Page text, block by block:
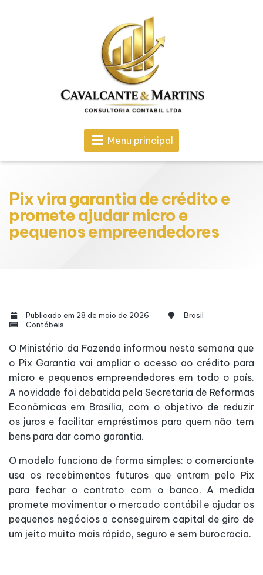
Menu principal
Pix vira garantia de crédito e
promete ajudar micro e
pequenos empreendedores
Publicado em 28 de maio de 2026
Brasil
Contábeis
O Ministério da Fazenda informou nesta semana que
o Pix Garantia vai ampliar o acesso ao crédito para
micro e pequenos empreendedores em todo o país.
A novidade foi debatida pela Secretaria de Reformas
Econômicas em Brasília, com o objetivo de reduzir
os juros e facilitar empréstimos para quem não tem
bens para dar como garantia.
O modelo funciona de forma simples: o comerciante
usa os recebimentos futuros que entram pelo Pix
para fechar o contrato com o banco. A medida
promete movimentar o mercado contábil e ajudar os
pequenos negócios a conseguirem capital de giro de
um jeito muito mais rápido, seguro e sem burocracia.